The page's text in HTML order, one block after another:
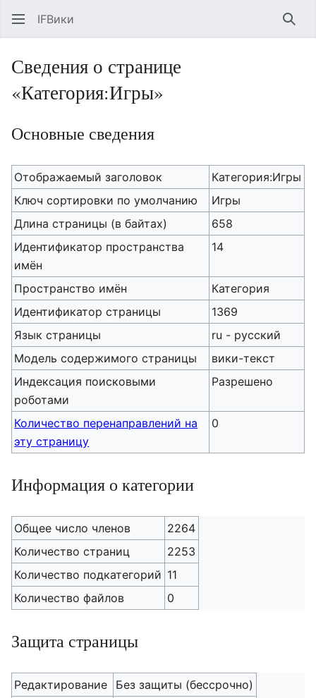
IFВики
Сведения о странице
«Категория:Игры»
Основные сведения
Отображаемый заголовок
Категория:Игры
Ключ сортировки по умолчанию
Игры
Длина страницы (в байтах)
658
Идентификатор пространства
имён
14
Пространство имён
Категория
Идентификатор страницы
1369
Язык страницы
ru - русский
Модель содержимого страницы
вики-текст
Индексация поисковыми
роботами
Разрешено
Количество перенаправлений на
эту страницу
0
Информация о категории
Общее число членов
2264
Количество страниц
2253
Количество подкатегорий 11
Количество файлов
0
Защита страницы
Редактирование
Без защиты (бессрочно)